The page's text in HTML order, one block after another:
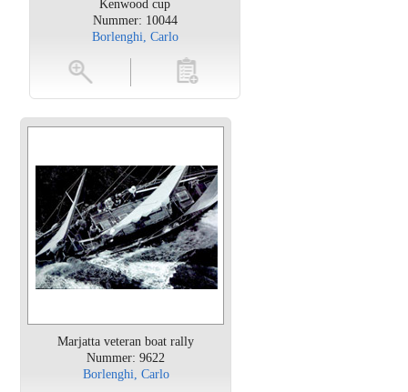
Kenwood cup
Nummer: 10044
Borlenghi, Carlo
toevoegen
Marjatta veteran boat rally
Nummer: 9622
Borlenghi, Carlo